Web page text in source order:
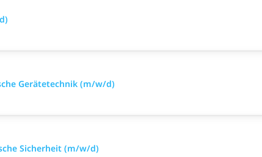
Gerätetechnik (m/w/d)
Sicherheit (m/w/d)